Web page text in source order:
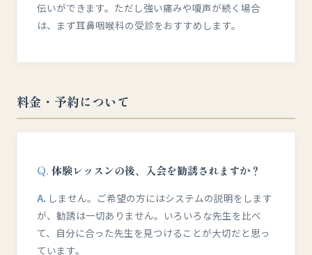
伝いができます。ただし強い痛みや嗄声が続く場合
は、まず耳鼻咽喉科の受診をおすすめします。
料金・予約について
体験レッスンの後、入会を勧誘されますか？
しません。ご希望の方にはシステムの説明をします
が、勧誘は一切ありません。いろいろな先生を比べ
て、自分に合った先生を見つけることが大切だと思っ
ています。